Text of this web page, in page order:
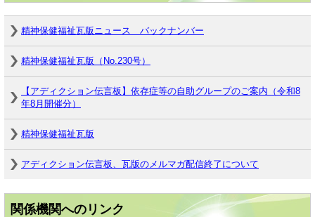
精神保健福祉瓦版ニュース バックナンバー
精神保健福祉瓦版（No.230号）
【アディクション伝言板】依存症等の自助グループのご案内（令和8
年8月開催分）
精神保健福祉瓦版
アディクション伝言板、瓦版のメルマガ配信終了について
関係機関へのリンク